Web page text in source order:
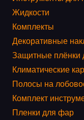
Жидкости
Комплекты
Декоративные
Защитные плёнки
Климатические
Полосы на
Комплект
Пленки для фар